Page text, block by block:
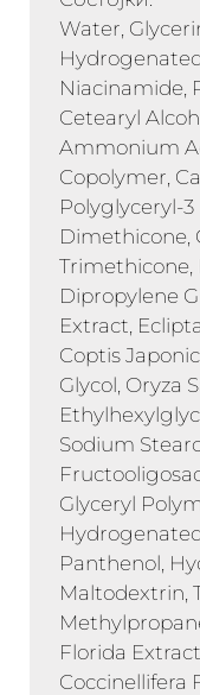
Water,
Hydrogenated
Niacinamide,
Cetearyl
Ammonium
Copolymer,
Polyglyceryl-3
Dimethicone,
Trimethicone,
Dipropylene
Extract,
Coptis
Glycol, Oryza
Sodium
Glyceryl
Panthenol,
Maltodextrin,
Florida
Coccinellifera